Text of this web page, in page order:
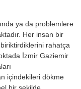
ya da problemlere
Her insan bir
rahatça
İzmir Gaziemir
içindekileri dökme
bir şekilde